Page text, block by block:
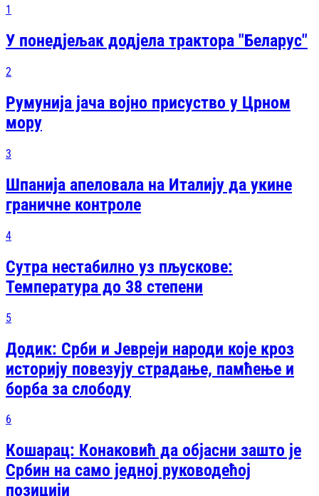
1
У понедјељак додјела трактора "Беларус"
2
Румунија јача војно присуство у Црном
мору
3
Шпанија апеловала на Италију да укине
граничне контроле
4
Сутра нестабилно уз пљускове:
Температура до 38 степени
5
Додик: Срби и Јевреји народи које кроз
историју повезују страдање, памћење и
борба за слободу
6
Кошарац: Конаковић да објасни зашто је
Србин на само једној руководећој
позицији